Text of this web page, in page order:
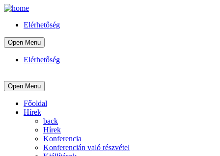
Elérhetőség
Open Menu
Elérhetőség
Open Menu
Főoldal
Hírek
back
Hírek
Konferencia
Konferencián való részvétel